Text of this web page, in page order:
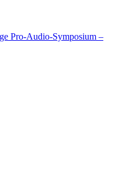
Pro-Audio-Symposium –